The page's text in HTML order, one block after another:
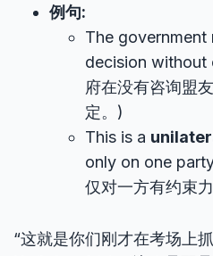
例句:
The government
decision without
府在没有咨询盟
定。)
This is a
only on one
仅对一方有约束
“这就是你们刚才在考场上